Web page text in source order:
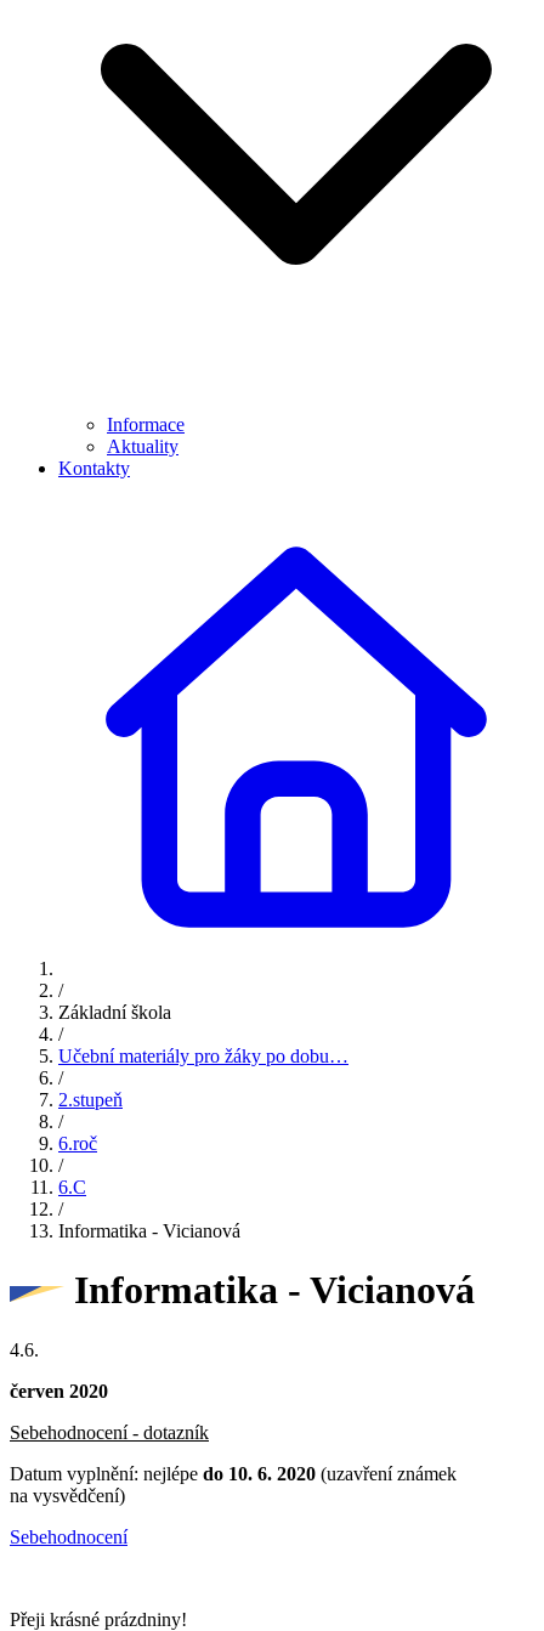
Informace
Aktuality
Kontakty
/
Základní škola
/
Učební materiály pro žáky po dobu…
/
2.stupeň
/
6.roč
/
6.C
/
Informatika - Vicianová
Informatika - Vicianová
4.6.
červen 2020
Sebehodnocení - dotazník
Datum vyplnění: nejlépe do 10. 6. 2020 (uzavření známek
na vysvědčení)
Sebehodnocení
Přeji krásné prázdniny!